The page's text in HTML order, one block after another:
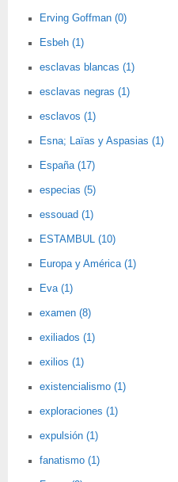
Erving Goffman (0)
Esbeh (1)
esclavas blancas (1)
esclavas negras (1)
esclavos (1)
Esna; Laïas y Aspasias (1)
España (17)
especias (5)
essouad (1)
ESTAMBUL (10)
Europa y América (1)
Eva (1)
examen (8)
exiliados (1)
exilios (1)
existencialismo (1)
exploraciones (1)
expulsión (1)
fanatismo (1)